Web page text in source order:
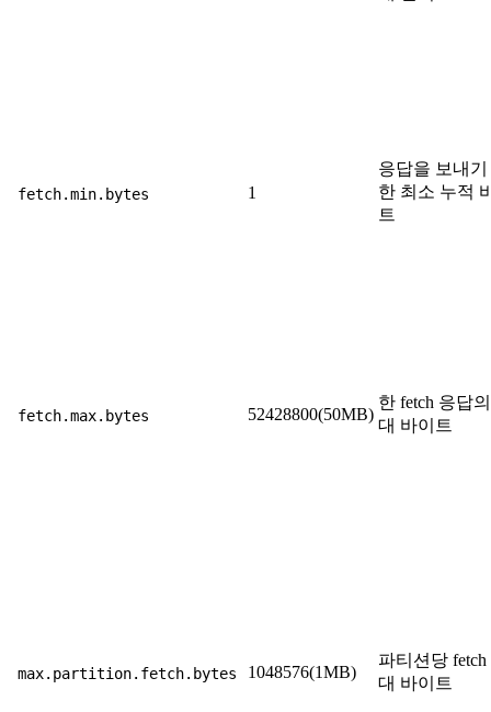
fetch.min.bytes 1
응답을 보내기
한 최소 누적
트
fetch.max.bytes 52428800(50MB)
한 fetch 응답
대 바이트
max.partition.fetch.bytes 1048576(1MB)
파티션당 fetch
대 바이트